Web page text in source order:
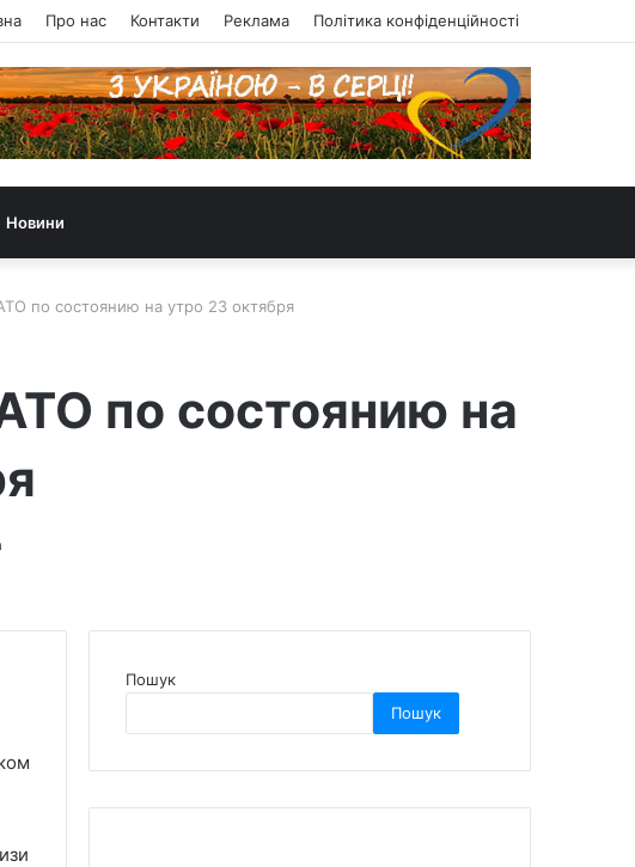
Про нас Контакти Реклама Політика конфіденційності
Новини
по состоянию на утро 23 октября
по состоянию на
Пошук
Пошук